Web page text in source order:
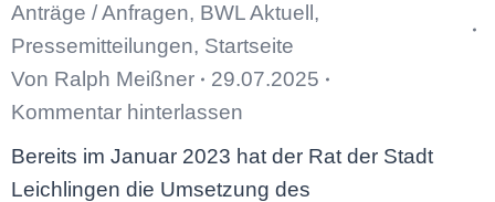
Anträge / Anfragen, BWL Aktuell ,
Pressemitteilungen, Startseite
Von Ralph Meißner
29.07.2025
Kommentar hinterlassen
Bereits im Januar 2023 hat der Rat der Stadt
Leichlingen die Umsetzung des